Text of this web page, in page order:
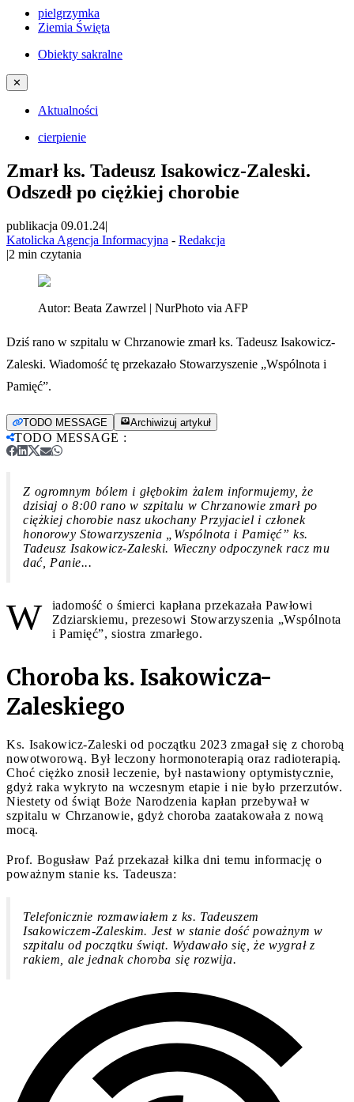
pielgrzymka
Ziemia Święta
Obiekty sakralne
✕
Aktualności
cierpienie
Zmarł ks. Tadeusz Isakowicz-Zaleski.
Odszedł po ciężkiej chorobie
publikacja 09.01.24|
Katolicka Agencja Informacyjna - Redakcja
|2 min czytania
Autor: Beata Zawrzel | NurPhoto via AFP
Dziś rano w szpitalu w Chrzanowie zmarł ks. Tadeusz Isakowicz-
Zaleski. Wiadomość tę przekazało Stowarzyszenie „Wspólnota i
Pamięć”.
TODO MESSAGE Archiwizuj artykuł
TODO MESSAGE :
Z ogromnym bólem i głębokim żalem informujemy, że
dzisiaj o 8:00 rano w szpitalu w Chrzanowie zmarł po
ciężkiej chorobie nasz ukochany Przyjaciel i członek
honorowy Stowarzyszenia „Wspólnota i Pamięć” ks.
Tadeusz Isakowicz-Zaleski. Wieczny odpoczynek racz mu
dać, Panie...
W
iadomość o śmierci kapłana przekazała Pawłowi
Zdziarskiemu, prezesowi Stowarzyszenia „Wspólnota
i Pamięć”, siostra zmarłego.
Choroba ks. Isakowicza-
Zaleskiego
Ks. Isakowicz-Zaleski od początku 2023 zmagał się z chorobą
nowotworową. Był leczony hormonoterapią oraz radioterapią.
Choć ciężko znosił leczenie, był nastawiony optymistycznie,
gdyż raka wykryto na wczesnym etapie i nie było przerzutów.
Niestety od świąt Boże Narodzenia kapłan przebywał w
szpitalu w Chrzanowie, gdyż choroba zaatakowała z nową
mocą.
Prof. Bogusław Paź przekazał kilka dni temu informację o
poważnym stanie ks. Tadeusza:
Telefonicznie rozmawiałem z ks. Tadeuszem
Isakowiczem-Zaleskim. Jest w stanie dość poważnym w
szpitalu od początku świąt. Wydawało się, że wygrał z
rakiem, ale jednak choroba się rozwija.